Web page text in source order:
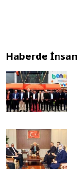
Haberde İnsan